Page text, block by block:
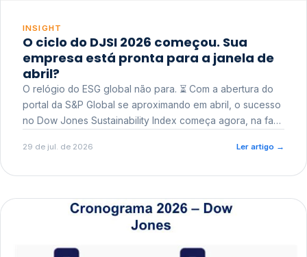
INSIGHT
O ciclo do DJSI 2026 começou. Sua
empresa está pronta para a janela de
abril?
O relógio do ESG global não para. ⏳ Com a abertura do
portal da S&P Global se aproximando em abril, o sucesso
no Dow Jones Sustainability Index começa agora, na fase
29 de jul. de 2026 Ler artigo →